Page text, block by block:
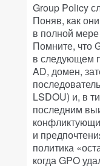
Group Policy
Поняв, как
в полной мере
Помните, что
в следующем
AD, домен,
LSDOU) и, в
последним
и
политика
когда GPO